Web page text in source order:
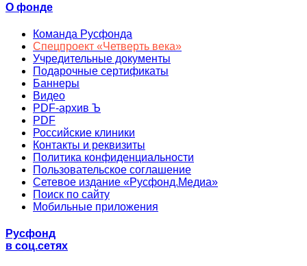
О фонде
Команда Русфонда
Спецпроект «Четверть века»
Учредительные документы
Подарочные сертификаты
Баннеры
Видео
PDF-архив Ъ
PDF
Российские клиники
Контакты и реквизиты
Политика конфиденциальности
Пользовательское соглашение
Сетевое издание «Русфонд.Медиа»
Поиск по сайту
Мобильные приложения
Русфонд
в соц.сетях